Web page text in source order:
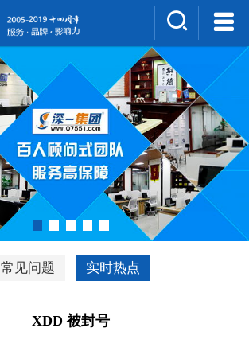
集团介绍
人才招聘
案例展示
新闻中心
深一风采
联系我们
深优通系统V3.0
深一集团优势
常见问题 实时热点
XDD 被封号